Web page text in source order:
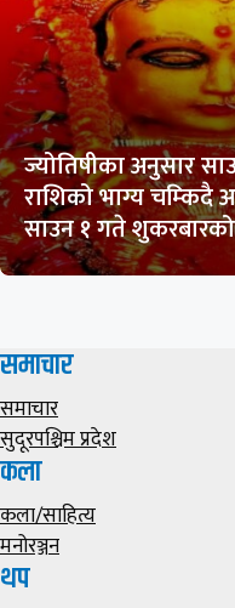
ज्योतिषीका अनुसार
राशिको भाग्य चम्किदै
साउन १ गते
समाचार
समाचार
सुदूरपश्चिम प्रदेश
कला
कला/साहित्य
मनोरञ्जन
थप